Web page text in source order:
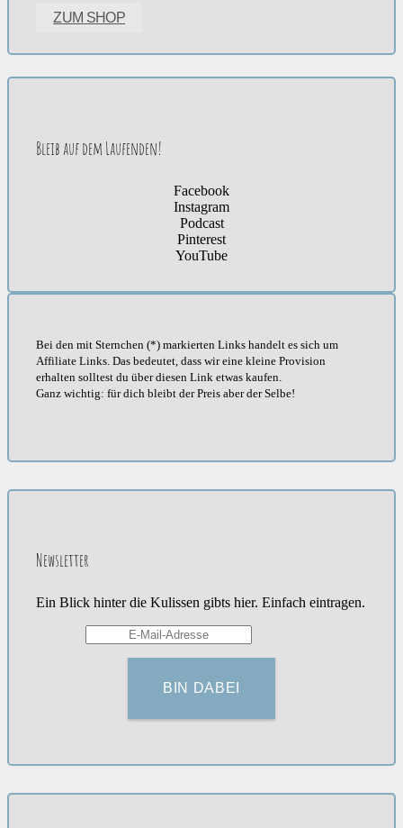
ZUM SHOP
Bleib auf dem Laufenden!
Facebook
Instagram
Podcast
Pinterest
YouTube
Bei den mit Sternchen (*) markierten Links handelt es sich um
Affiliate Links. Das bedeutet, dass wir eine kleine Provision
erhalten solltest du über diesen Link etwas kaufen.
Ganz wichtig: für dich bleibt der Preis aber der Selbe!
Newsletter
Ein Blick hinter die Kulissen gibts hier. Einfach eintragen.